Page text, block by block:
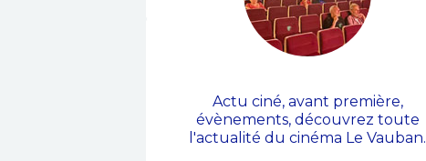
Actu ciné, avant première,
évènements, découvrez toute
l'actualité du cinéma Le Vauban.